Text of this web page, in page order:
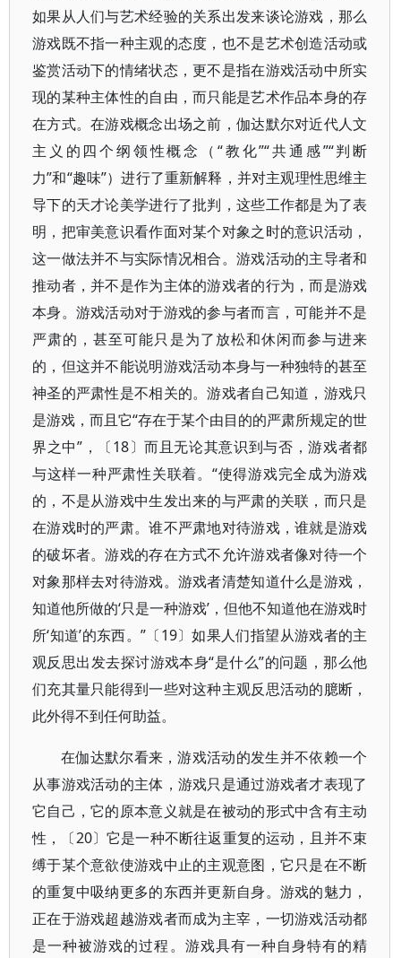
如果从人们与艺术经验的关系出发来谈论游戏，那么
游戏既不指一种主观的态度，也不是艺术创造活动或
鉴赏活动下的情绪状态，更不是指在游戏活动中所实
现的某种主体性的自由，而只能是艺术作品本身的存
在方式。在游戏概念出场之前，伽达默尔对近代人文
主义的四个纲领性概念（“教化”“共通感”“判断
力”和“趣味”）进行了重新解释，并对主观理性思维主
导下的天才论美学进行了批判，这些工作都是为了表
明，把审美意识看作面对某个对象之时的意识活动，
这一做法并不与实际情况相合。游戏活动的主导者和
推动者，并不是作为主体的游戏者的行为，而是游戏
本身。游戏活动对于游戏的参与者而言，可能并不是
严肃的，甚至可能只是为了放松和休闲而参与进来
的，但这并不能说明游戏活动本身与一种独特的甚至
神圣的严肃性是不相关的。游戏者自己知道，游戏只
是游戏，而且它“存在于某个由目的的严肃所规定的世
界之中”，〔18〕而且无论其意识到与否，游戏者都
与这样一种严肃性关联着。“使得游戏完全成为游戏
的，不是从游戏中生发出来的与严肃的关联，而只是
在游戏时的严肃。谁不严肃地对待游戏，谁就是游戏
的破坏者。游戏的存在方式不允许游戏者像对待一个
对象那样去对待游戏。游戏者清楚知道什么是游戏，
知道他所做的‘只是一种游戏’，但他不知道他在游戏时
所‘知道’的东西。”〔19〕如果人们指望从游戏者的主
观反思出发去探讨游戏本身“是什么”的问题，那么他
们充其量只能得到一些对这种主观反思活动的臆断，
此外得不到任何助益。
在伽达默尔看来，游戏活动的发生并不依赖一个
从事游戏活动的主体，游戏只是通过游戏者才表现了
它自己，它的原本意义就是在被动的形式中含有主动
性，〔20〕它是一种不断往返重复的运动，且并不束
缚于某个意欲使游戏中止的主观意图，它只是在不断
的重复中吸纳更多的东西并更新自身。游戏的魅力，
正在于游戏超越游戏者而成为主宰，一切游戏活动都
是一种被游戏的过程。游戏具有一种自身特有的精